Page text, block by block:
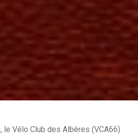
le Vélo Club des Albères (VCA66)